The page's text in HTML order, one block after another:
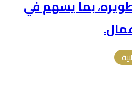
بما يسهم في